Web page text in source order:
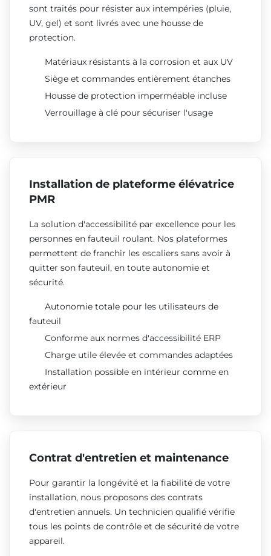
sont traités pour résister aux intempéries (pluie,
UV, gel) et sont livrés avec une housse de
protection.
Matériaux résistants à la corrosion et aux UV
Siège et commandes entièrement étanches
Housse de protection imperméable incluse
Verrouillage à clé pour sécuriser l'usage
Installation de plateforme élévatrice
PMR
La solution d'accessibilité par excellence pour les
personnes en fauteuil roulant. Nos plateformes
permettent de franchir les escaliers sans avoir à
quitter son fauteuil, en toute autonomie et
sécurité.
Autonomie totale pour les utilisateurs de
fauteuil
Conforme aux normes d'accessibilité ERP
Charge utile élevée et commandes adaptées
Installation possible en intérieur comme en
extérieur
Contrat d'entretien et maintenance
Pour garantir la longévité et la fiabilité de votre
installation, nous proposons des contrats
d'entretien annuels. Un technicien qualifié vérifie
tous les points de contrôle et de sécurité de votre
appareil.